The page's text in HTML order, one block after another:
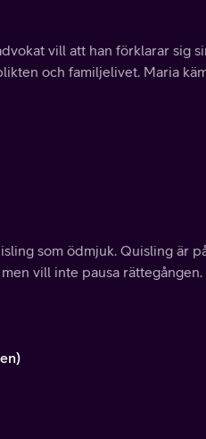
vill att han förklarar sig
och familjelivet. Maria
som ödmjuk. Quisling är
vill inte pausa